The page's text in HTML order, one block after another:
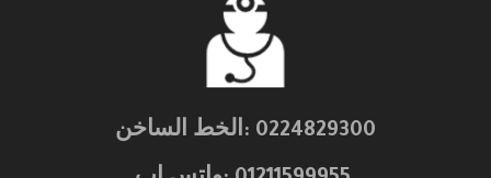
0224829300 :الخط الساخن